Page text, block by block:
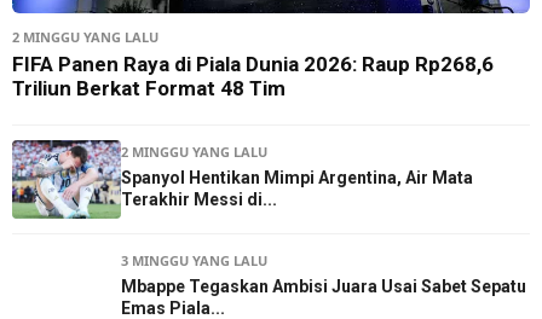
2 MINGGU YANG LALU
FIFA Panen Raya di Piala Dunia 2026: Raup Rp268,6
Triliun Berkat Format 48 Tim
2 MINGGU YANG LALU
Spanyol Hentikan Mimpi Argentina, Air Mata
Terakhir Messi di...
3 MINGGU YANG LALU
Mbappe Tegaskan Ambisi Juara Usai Sabet Sepatu
Emas Piala...